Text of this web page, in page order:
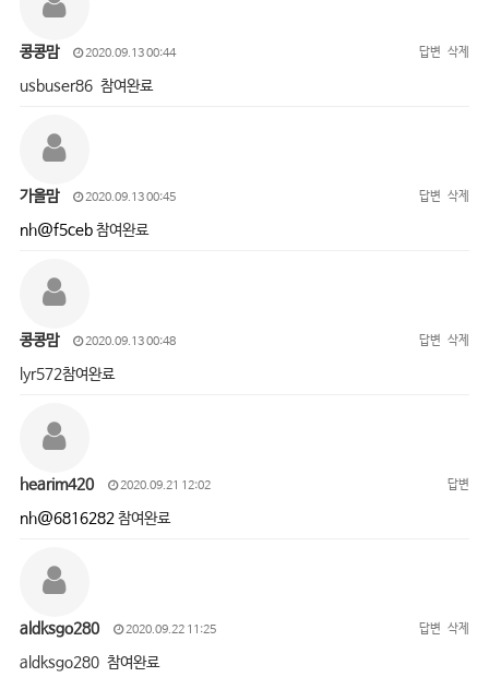
콩콩맘 2020.09.13 00:44 답변 삭제
usbuser86 참여완료
가을맘 2020.09.13 00:45 답변 삭제
nh@f5ceb참여완료
콩콩맘 2020.09.13 00:48 답변 삭제
lyr572참여완료
hearim420 2020.09.21 12:02 답변
nh@6816282참여완료
aldksgo280 2020.09.22 11:25 답변 삭제
aldksgo280 참여완료